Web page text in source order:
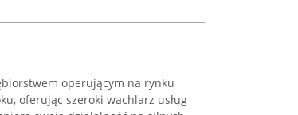
operującym na rynku
oferując szeroki wachlarz usług